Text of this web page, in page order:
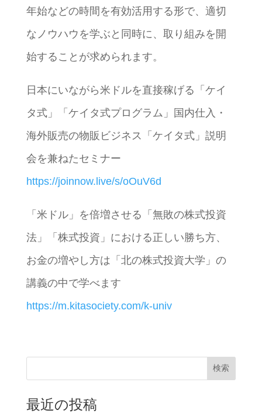
年始などの時間を有効活用する形で、適切
なノウハウを学ぶと同時に、取り組みを開
始することが求められます。
日本にいながら米ドルを直接稼げる「ケイ
タ式」「ケイタ式プログラム」国内仕入・
海外販売の物販ビジネス「ケイタ式」説明
会を兼ねたセミナー
https://joinnow.live/s/oOuV6d
「米ドル」を倍増させる「無敗の株式投資
法」「株式投資」における正しい勝ち方、
お金の増やし方は「北の株式投資大学」の
講義の中で学べます
https://m.kitasociety.com/k-univ
検索
最近の投稿